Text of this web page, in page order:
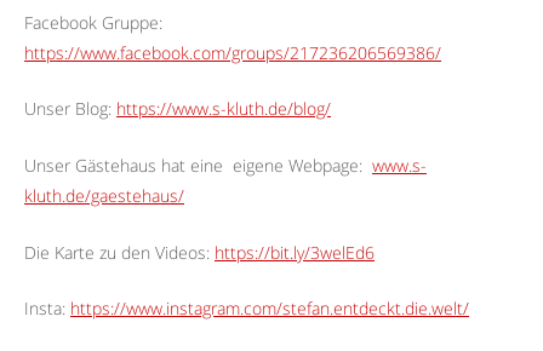
Facebook Gruppe:
https://www.facebook.com/groups/217236206569386/
Unser Blog: https://www.s-kluth.de/blog/
Unser Gästehaus hat eine eigene Webpage: www.s-
kluth.de/gaestehaus/
Die Karte zu den Videos: https://bit.ly/3welEd6
Insta: https://www.instagram.com/stefan.entdeckt.die.welt/